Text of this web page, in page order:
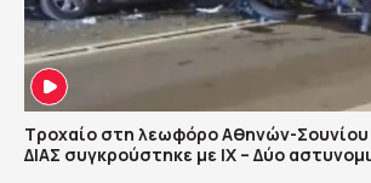
Τροχαίο στη λεωφόρο Αθηνών-
ΔΙΑΣ συγκρούστηκε με ΙΧ – Δύο